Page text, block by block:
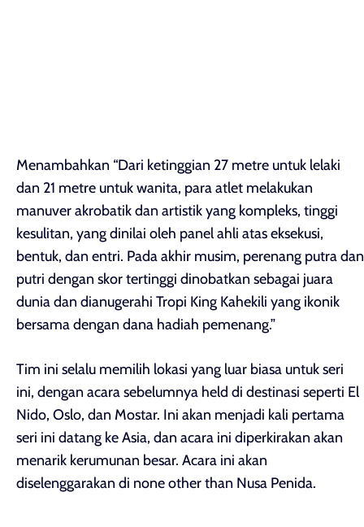
Menambahkan “Dari ketinggian 27 metre untuk lelaki
dan 21 metre untuk wanita, para atlet melakukan
manuver akrobatik dan artistik yang kompleks, tinggi
kesulitan, yang dinilai oleh panel ahli atas eksekusi,
bentuk, dan entri. Pada akhir musim, perenang putra dan
putri dengan skor tertinggi dinobatkan sebagai juara
dunia dan dianugerahi Tropi King Kahekili yang ikonik
bersama dengan dana hadiah pemenang.”
Tim ini selalu memilih lokasi yang luar biasa untuk seri
ini, dengan acara sebelumnya held di destinasi seperti El
Nido, Oslo, dan Mostar. Ini akan menjadi kali pertama
seri ini datang ke Asia, dan acara ini diperkirakan akan
menarik kerumunan besar. Acara ini akan
diselenggarakan di none other than Nusa Penida.